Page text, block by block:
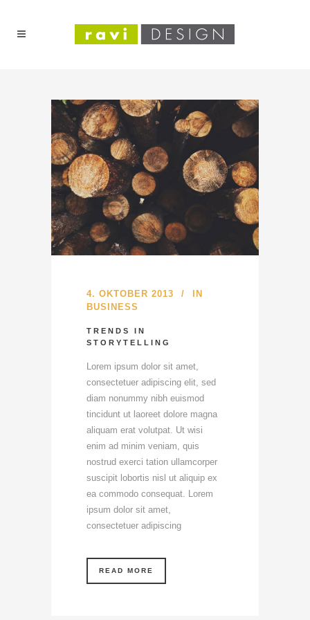
4. OKTOBER 2013
IN
BUSINESS
TRENDS IN
STORYTELLING
Lorem ipsum dolor sit amet,
consectetuer adipiscing elit, sed
diam nonummy nibh euismod
tincidunt ut laoreet dolore magna
aliquam erat volutpat. Ut wisi
enim ad minim veniam, quis
nostrud exerci tation ullamcorper
suscipit lobortis nisl ut aliquip ex
ea commodo consequat. Lorem
ipsum dolor sit amet,
consectetuer adipiscing
READ MORE